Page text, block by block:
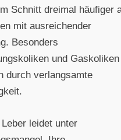
Schnitt dreimal häufiger
mit ausreichender
Besonders
und Gaskoliken
durch verlangsamte
leidet unter